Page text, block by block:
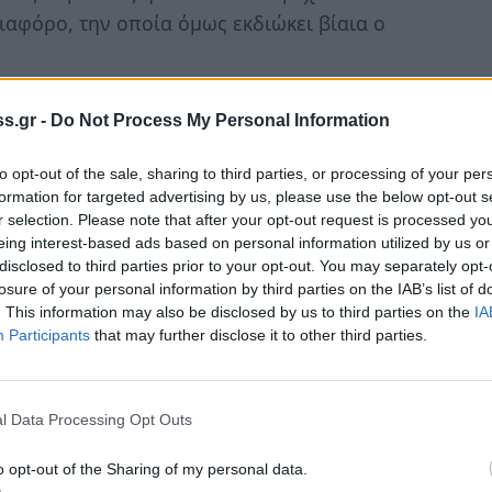
- Do Not Process My Personal Information
opt-out of the sale, sharing to third parties, or processing of your
for targeted advertising by us, please use the below opt-out
selection. Please note that after your opt-out request is processed
interest-based ads based on personal information utilized by us
to third parties prior to your opt-out. You may separately
of your personal information by third parties on the IAB’s list of
This information may also be disclosed by us to third parties on the
Participants that may further disclose it to other third parties.
Data Processing Opt Outs
opt-out of the Sharing of my personal data.
την οποία όμως εκδιώκει βίαια ο
Προμηθέας για να
αποφάσεις των θεών και να τον
την εξουσία....
να διαπραγματευτεί την ελεύθερη
από τον διπλωμάτη Ποσειδώνα,
Τριβαλλό, που είναι εκπρόσωπος των
οποίες διεξάγονται δίπλα από ένα σφαχτό
με τις συμβουλές του Προμηθέα, στον
τον Πεισθέταιρο. Έτσι το έργο τελειώνει
της ουράνιας θεάς....